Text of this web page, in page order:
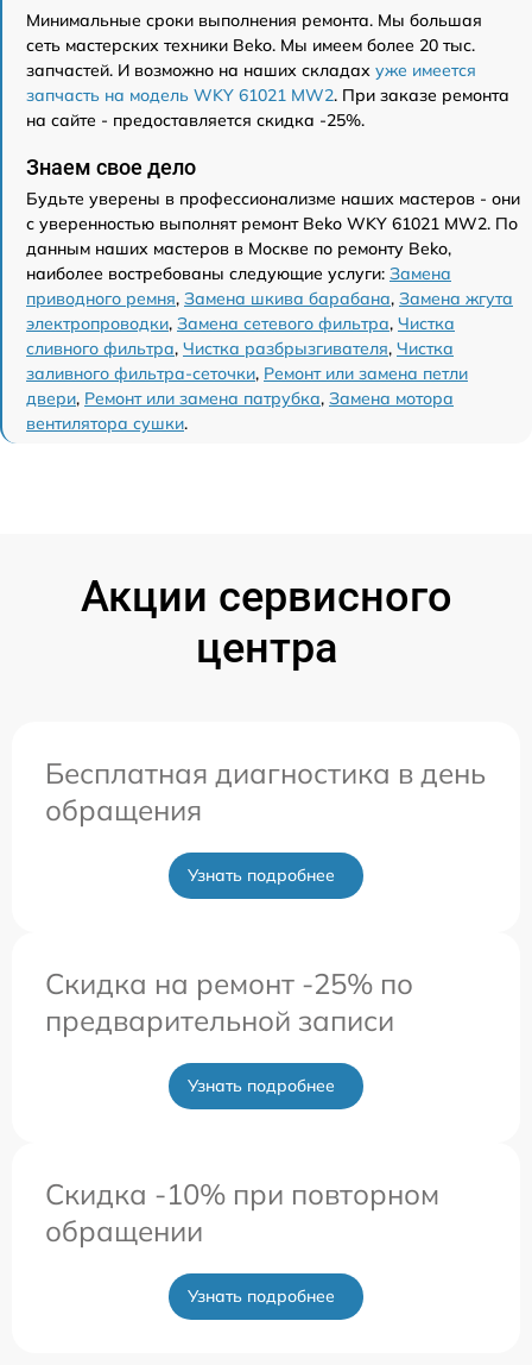
Минимальные сроки выполнения ремонта. Мы большая
сеть мастерских техники Beko. Мы имеем более 20 тыс.
запчастей. И возможно на наших складах уже имеется
запчасть на модель WKY 61021 MW2. При заказе ремонта
на сайте - предоставляется скидка -25%.
Знаем свое дело
Будьте уверены в профессионализме наших мастеров - они
с уверенностью выполнят ремонт Beko WKY 61021 MW2. По
данным наших мастеров в Москве по ремонту Beko,
наиболее востребованы следующие услуги: Замена
приводного ремня, Замена шкива барабана, Замена жгута
электропроводки, Замена сетевого фильтра, Чистка
сливного фильтра, Чистка разбрызгивателя, Чистка
заливного фильтра-сеточки, Ремонт или замена петли
двери, Ремонт или замена патрубка, Замена мотора
вентилятора сушки.
Акции сервисного
центра
Бесплатная диагностика в день
обращения
Узнать подробнее
Скидка на ремонт -25% по
предварительной записи
Узнать подробнее
Скидка -10% при повторном
обращении
Узнать подробнее